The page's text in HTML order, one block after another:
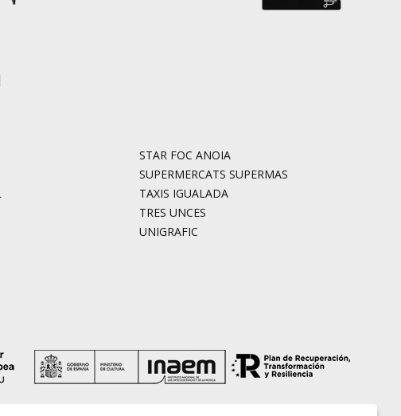
STAR FOC ANOIA
SUPERMERCATS SUPERMAS
TAXIS IGUALADA
TRES UNCES
UNIGRAFIC